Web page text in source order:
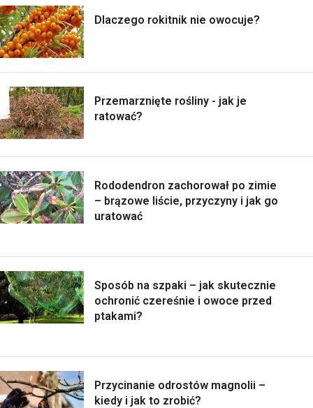
Dlaczego rokitnik nie owocuje?
Przemarznięte rośliny - jak je
ratować?
Rododendron zachorował po zimie
– brązowe liście, przyczyny i jak go
uratować
Sposób na szpaki – jak skutecznie
ochronić czereśnie i owoce przed
ptakami?
Przycinanie odrostów magnolii –
kiedy i jak to zrobić?